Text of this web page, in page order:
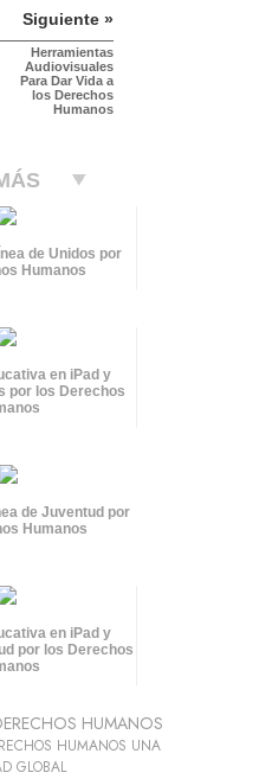
Siguiente »
Herramientas
Audiovisuales
Para Dar Vida a
los Derechos
Humanos
de Unidos por
Humanos
en iPad y
por los Derechos
de Juventud por
Humanos
en iPad y
por los Derechos
HUMANOS
HUMANOS UNA
GLOBAL